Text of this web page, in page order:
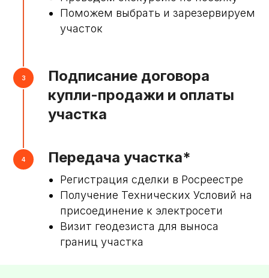
Поможем выбрать и зарезервируем
участок
Подписание договора
купли-продажи и оплаты
участка
Передача участка*
Регистрация сделки в Росреестре
Получение Технических Условий на
присоединение к электросети
Визит геодезиста для выноса
границ участка